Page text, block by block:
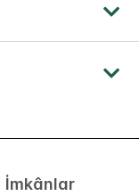
İmkânlar